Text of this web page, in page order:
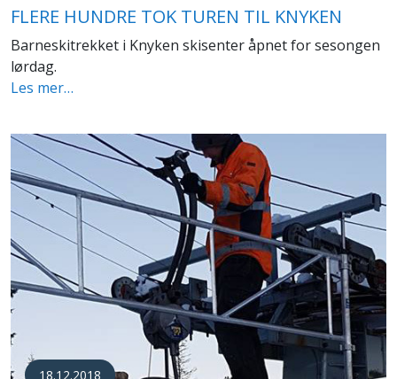
FLERE HUNDRE TOK TUREN TIL KNYKEN
Barneskitrekket i Knyken skisenter åpnet for sesongen
lørdag.
Les mer…
18.12.2018